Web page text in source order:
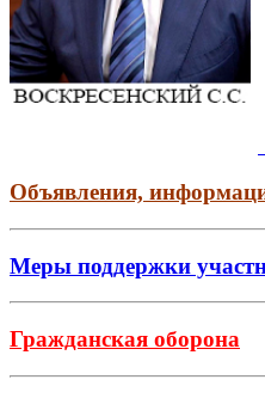
Объявления,
Меры поддержки
Гражданская оборона